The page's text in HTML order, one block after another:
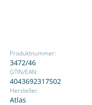
Produktnummer:
3472/46
GTIN/EAN:
4043692317502
Hersteller:
Atlas